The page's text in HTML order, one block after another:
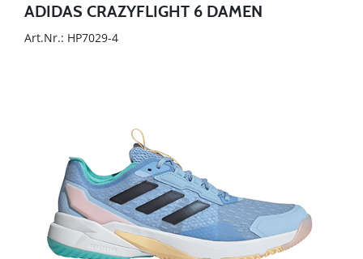
ADIDAS CRAZYFLIGHT 6 DAMEN
Art.Nr.: HP7029-4